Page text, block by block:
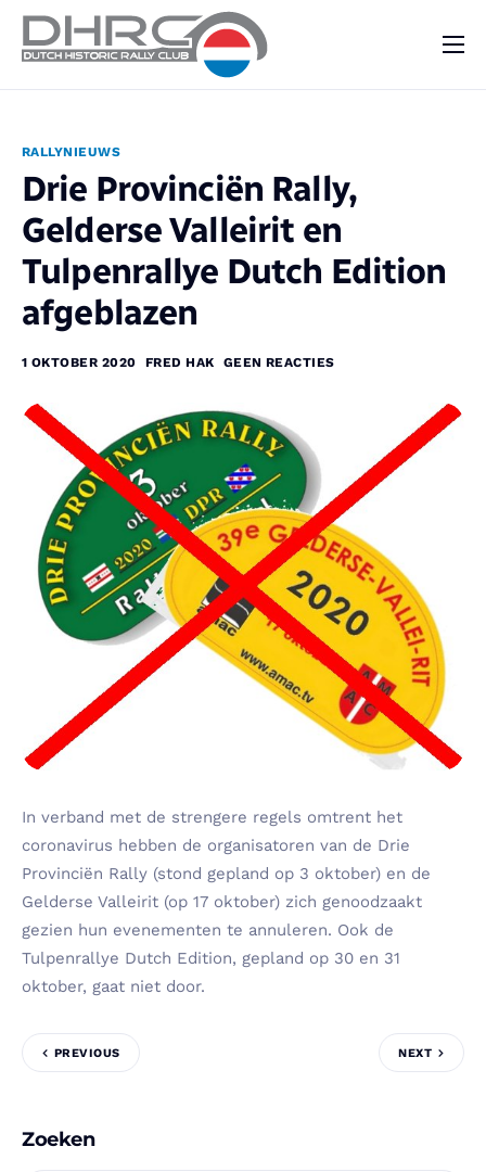
Vraag & Aanbod
Nieuws
Contact
RALLYNIEUWS
Drie Provinciën Rally,
Gelderse Valleirit en
Tulpenrallye Dutch Edition
afgeblazen
1 OKTOBER 2020 FRED HAK GEEN REACTIES
In verband met de strengere regels omtrent het
coronavirus hebben de organisatoren van de Drie
Provinciën Rally (stond gepland op 3 oktober) en de
Gelderse Valleirit (op 17 oktober) zich genoodzaakt
gezien hun evenementen te annuleren. Ook de
Tulpenrallye Dutch Edition, gepland op 30 en 31
oktober, gaat niet door.
PREVIOUS NEXT
Zoeken